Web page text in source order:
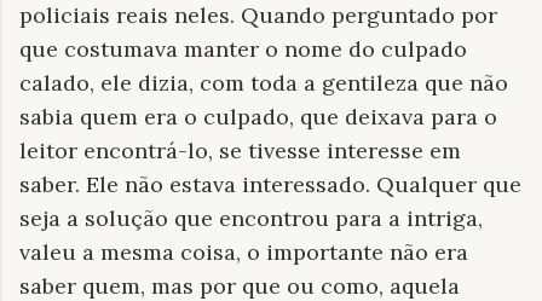
policiais reais neles. Quando perguntado por
que costumava manter o nome do culpado
calado, ele dizia, com toda a gentileza que não
sabia quem era o culpado, que deixava para o
leitor encontrá-lo, se tivesse interesse em
saber. Ele não estava interessado. Qualquer que
seja a solução que encontrou para a intriga,
valeu a mesma coisa, o importante não era
saber quem, mas por que ou como, aquela